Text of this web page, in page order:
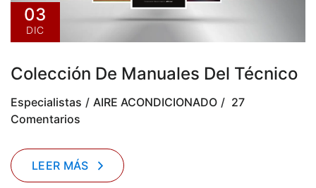
03
DIC
Colección De Manuales Del Técnico
Especialistas AIRE ACONDICIONADO
27
Comentarios
LEER MÁS